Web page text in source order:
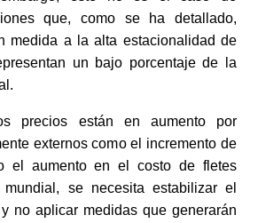
que, como se ha detallado,
medida a la alta estacionalidad de
un bajo porcentaje de la
precios están en aumento por
externos como el incremento de
aumento en el costo de fletes
se necesita estabilizar el
no aplicar medidas que generarán